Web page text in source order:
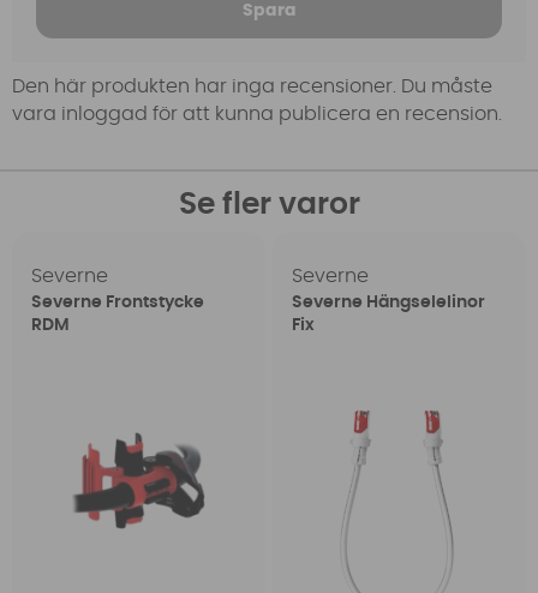
Spara
Den här produkten har inga recensioner. Du måste
vara inloggad för att kunna publicera en recension.
Se fler varor
Severne
Severne Frontstycke
RDM
Severne
Severne Hängselelinor
Fix